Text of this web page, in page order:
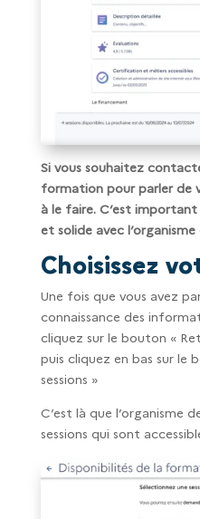
Si vous souhaitez
formation pour parler de
à le faire. C’est
et solide avec
Choisissez
Une fois que vous avez
connaissance des
cliquez sur le bouton «
puis cliquez en bas sur le
sessions »
C’est là que l’organisme
sessions qui sont